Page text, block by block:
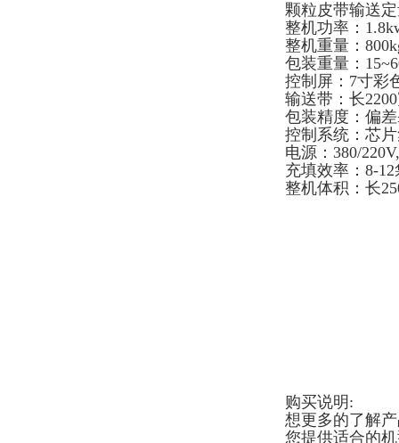
颗粒皮带输送
整机功率：
整机重量：
包装重量：
控制屏：7寸彩
输送带：长
包装精度：偏
控制系统：芯
电源：380/
充填效率：8-
整机体积：长
购买说明:
想更多的了解
您提供适合的